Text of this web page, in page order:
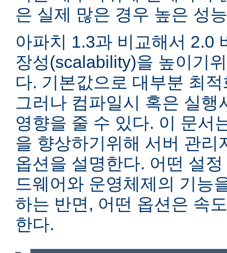
은 실제 많은 경우 높은 성
아파치 1.3과 비교해서 2.0
장성(scalability)을 높이기
다. 기본값으로 대부분 최
그러나 컴파일시 혹은 실행
영향을 줄 수 있다. 이 문서
을 향상하기위해 서버 관리
옵션을 설명한다. 어떤 설
드웨어와 운영체제의 기능
하는 반면, 어떤 옵션은 속
한다.